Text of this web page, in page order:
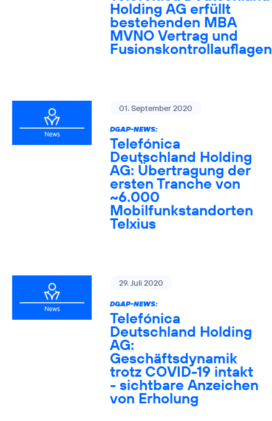
Holding AG erfüllt
bestehenden MBA
MVNO Vertrag und
Fusionskontrollauflagen
01. September 2020
DGAP-NEWS:
Telefónica
Deutschland Holding
AG: Übertragung der
ersten Tranche von
~6.000
Mobilfunkstandorten
Telxius
29. Juli 2020
DGAP-NEWS:
Telefónica
Deutschland Holding
AG:
Geschäftsdynamik
trotz COVID-19 intakt
- sichtbare Anzeichen
von Erholung